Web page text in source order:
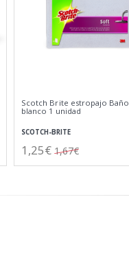
Scotch Brite estropajo Baño
blanco 1 unidad
SCOTCH-BRITE
1,25€ 1,67€